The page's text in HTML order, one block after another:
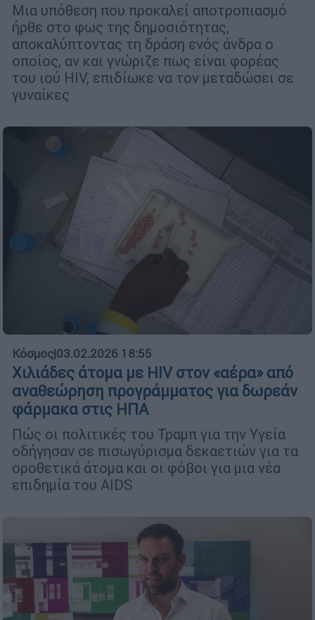
Μια υπόθεση που προκαλεί αποτροπιασμό
ήρθε στο φως της δημοσιότητας,
αποκαλύπτοντας τη δράση ενός άνδρα ο
οποίος, αν και γνώριζε πως είναι φορέας
του ιού HIV, επιδίωκε να τον μεταδώσει σε
γυναίκες
Κόσμος|03.02.2026 18:55
Χιλιάδες άτομα με HIV στον «αέρα» από
αναθεώρηση προγράμματος για δωρεάν
φάρμακα στις ΗΠΑ
Πώς οι πολιτικές του Τραμπ για την Υγεία
οδήγησαν σε πισωγύρισμα δεκαετιών για τα
οροθετικά άτομα και οι φόβοι για μια νέα
επιδημία του AIDS